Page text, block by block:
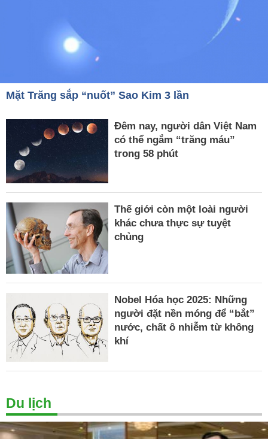
Mặt Trăng sắp “nuốt” Sao Kim 3 lần
Đêm nay, người dân Việt Nam
có thể ngắm “trăng máu”
trong 58 phút
Thế giới còn một loài người
khác chưa thực sự tuyệt
chủng
Nobel Hóa học 2025: Những
người đặt nền móng để “bắt”
nước, chất ô nhiễm từ không
khí
Du lịch